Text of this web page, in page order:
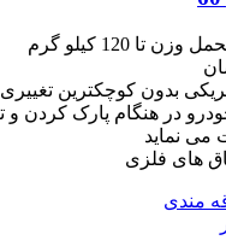
تا 120 کیلو گرم
بدون کوچکترین
خودرو در هنگام پارک کردن و
نماید
های فلزی
مندی